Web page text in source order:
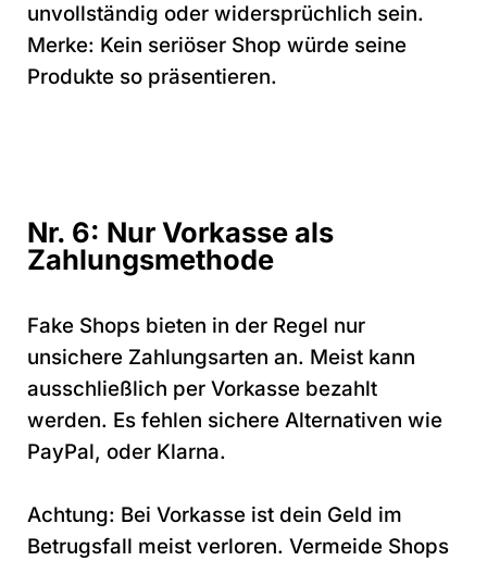
unvollständig oder widersprüchlich sein.
Merke: Kein seriöser Shop würde seine
Produkte so präsentieren.
Nr. 6: Nur Vorkasse als
Zahlungsmethode
Fake Shops bieten in der Regel nur
unsichere Zahlungsarten an. Meist kann
ausschließlich per Vorkasse bezahlt
werden. Es fehlen sichere Alternativen wie
PayPal, oder Klarna.
Achtung: Bei Vorkasse ist dein Geld im
Betrugsfall meist verloren. Vermeide Shops